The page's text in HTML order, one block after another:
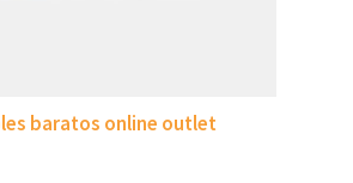
baratos online outlet